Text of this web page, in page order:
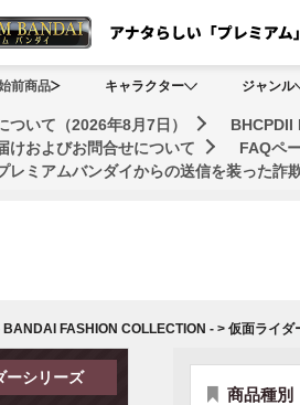
前商品 キャラクター ジャンル
ついて（2026年8月7日） BHCPDII
けおよびお問合せについて
FAQペ
レミアムバンダイからの送信を装った
BANDAI FASHION COLLECTION - > 仮面ライダ
商品種別
ーシリーズ